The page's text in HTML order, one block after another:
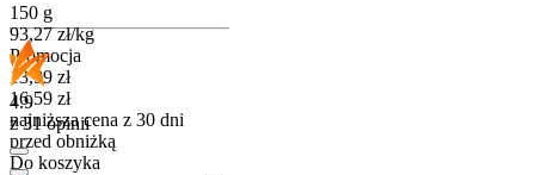
150 g
93,27 zł/kg
Promocja
Cena promocyjna
13,99 zł
16,59 zł
najniższa cena z 30 dni
przed obniżką
Do koszyka
4.9
z 31 opinii